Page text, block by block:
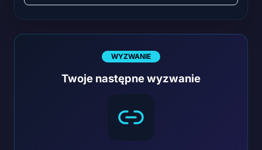
WYZWANIE
Twoje następne wyzwanie